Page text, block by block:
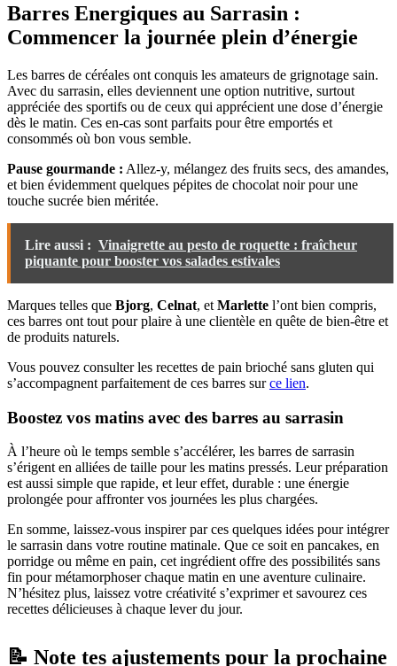
Barres Energiques au Sarrasin :
Commencer la journée plein d’énergie
Les barres de céréales ont conquis les amateurs de grignotage sain.
Avec du sarrasin, elles deviennent une option nutritive, surtout
appréciée des sportifs ou de ceux qui apprécient une dose d’énergie
dès le matin. Ces en-cas sont parfaits pour être emportés et
consommés où bon vous semble.
Pause gourmande : Allez-y, mélangez des fruits secs, des amandes,
et bien évidemment quelques pépites de chocolat noir pour une
touche sucrée bien méritée.
Lire aussi : Vinaigrette au pesto de roquette : fraîcheur
piquante pour booster vos salades estivales
Marques telles que Bjorg, Celnat, et Marlette l’ont bien compris,
ces barres ont tout pour plaire à une clientèle en quête de bien-être et
de produits naturels.
Vous pouvez consulter les recettes de pain brioché sans gluten qui
s’accompagnent parfaitement de ces barres surce lien.
Boostez vos matins avec des barres au sarrasin
À l’heure où le temps semble s’accélérer, les barres de sarrasin
s’érigent en alliées de taille pour les matins pressés. Leur préparation
est aussi simple que rapide, et leur effet, durable : une énergie
prolongée pour affronter vos journées les plus chargées.
En somme, laissez-vous inspirer par ces quelques idées pour intégrer
le sarrasin dans votre routine matinale. Que ce soit en pancakes, en
porridge ou même en pain, cet ingrédient offre des possibilités sans
fin pour métamorphoser chaque matin en une aventure culinaire.
N’hésitez plus, laissez votre créativité s’exprimer et savourez ces
recettes délicieuses à chaque lever du jour.
📝 Note tes ajustements pour la prochaine